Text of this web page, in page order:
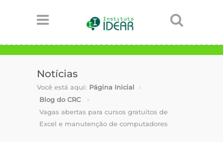
Notícias
Você está aqui: Página Inicial
Blog do CRC
Vagas abertas para cursos gratuitos de
Excel e manutenção de computadores